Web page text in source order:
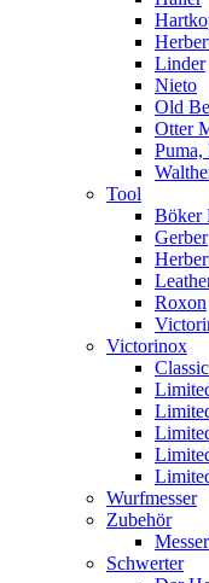
Linder
Nieto
Old
Otter
Puma,
Tool
Böker
Gerber
Roxon
Victorinox
Wurfmesser
Zubehör
Schwerter